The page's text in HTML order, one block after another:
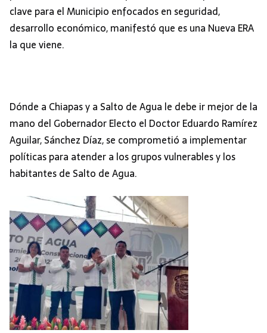
clave para el Municipio enfocados en seguridad,
desarrollo económico, manifestó que es una Nueva ERA
la que viene.
Dónde a Chiapas y a Salto de Agua le debe ir mejor de la
mano del Gobernador Electo el Doctor Eduardo Ramírez
Aguilar, Sánchez Díaz, se comprometió a implementar
políticas para atender a los grupos vulnerables y los
habitantes de Salto de Agua.